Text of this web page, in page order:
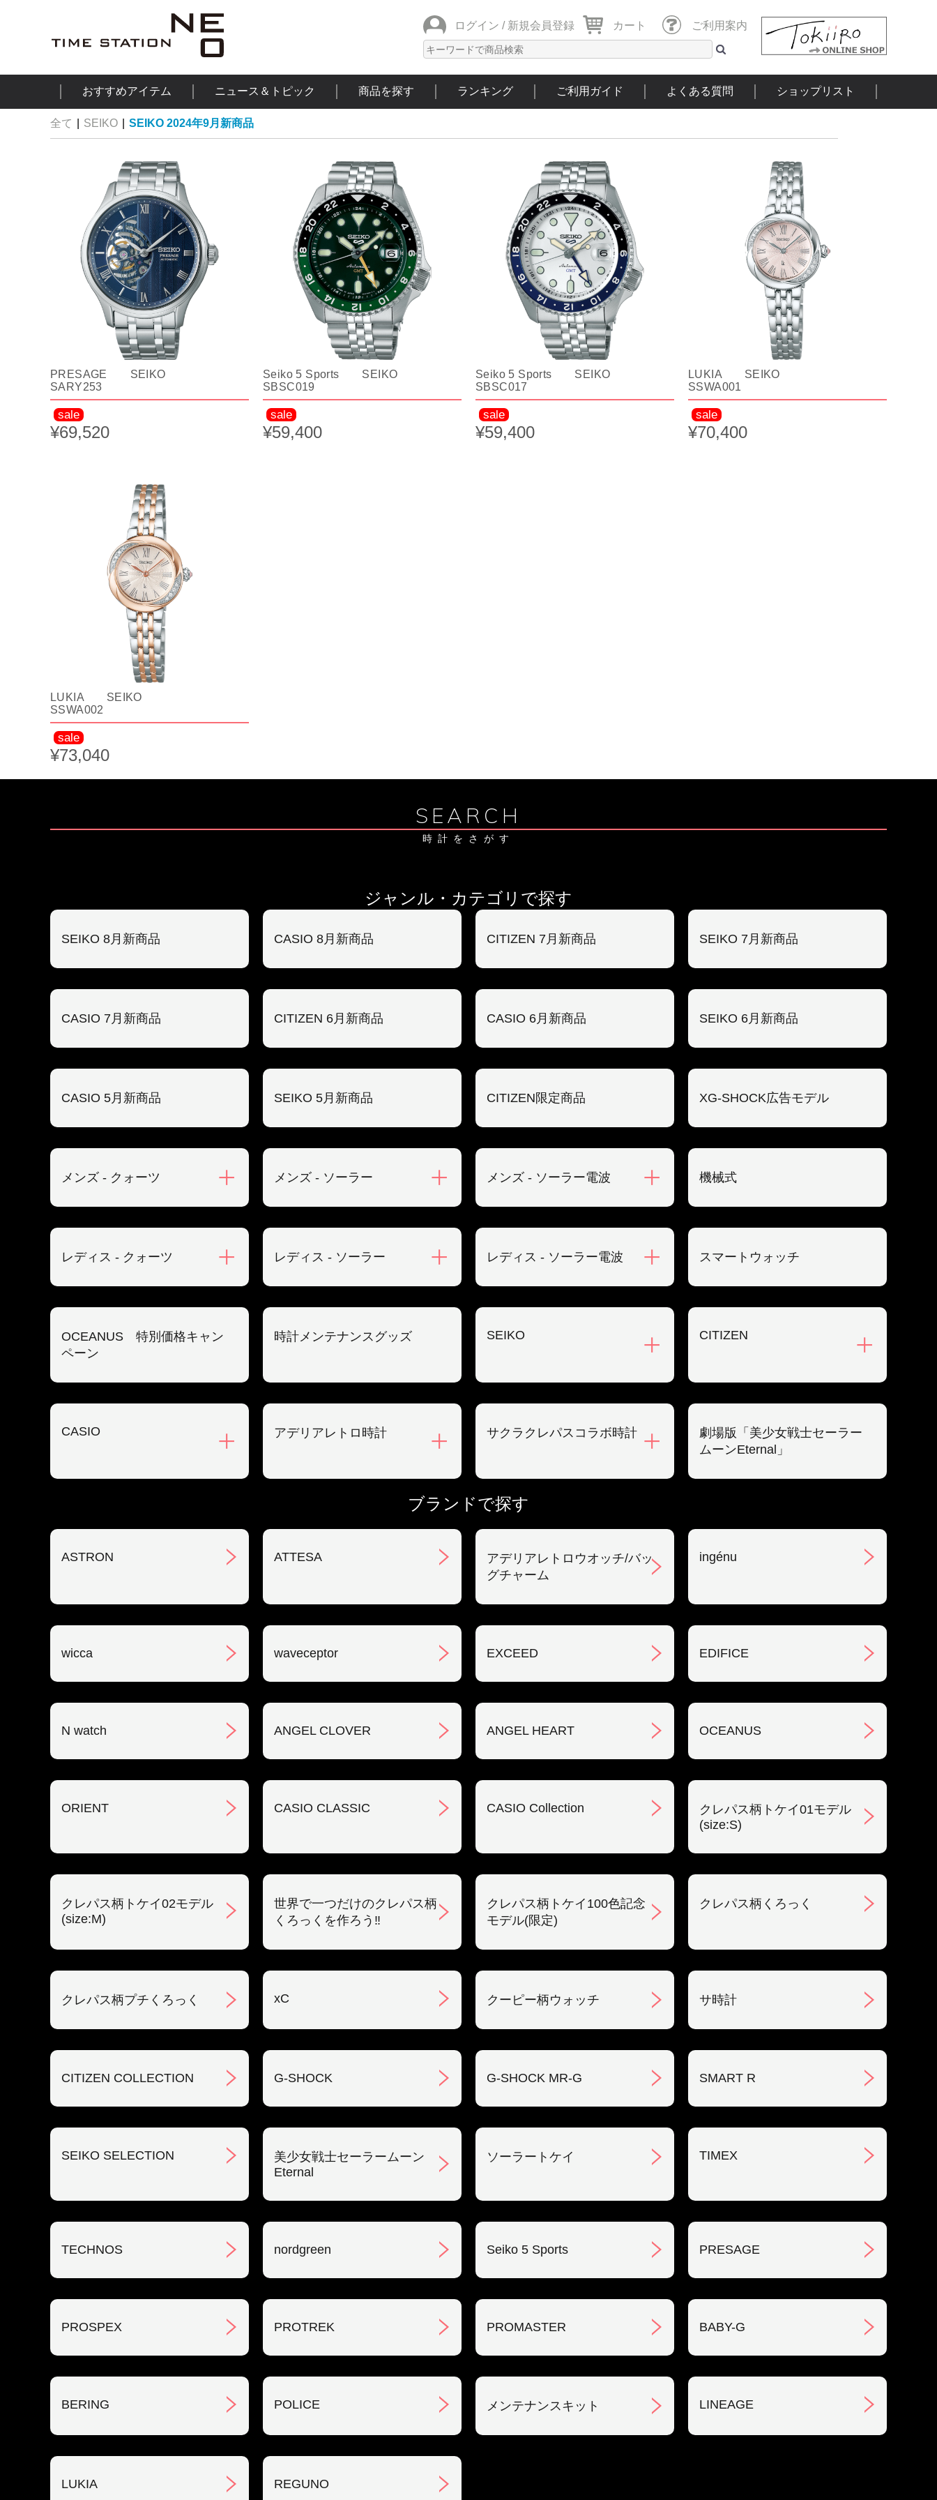
ログイン / 新規会員登録 カート ご利用案内
おすすめアイテム ニュース＆トピック 商品を探す ランキング ご利用ガイド よくある質問 ショップリスト
全て SEIKO SEIKO 2024年9月新商品
PRESAGE SEIKO
SARY253
sale
¥69,520
Seiko 5 Sports SEIKO
SBSC019
sale
¥59,400
Seiko 5 Sports SEIKO
SBSC017
sale
¥59,400
LUKIA SEIKO
SSWA001
sale
¥70,400
LUKIA SEIKO
SSWA002
sale
¥73,040
SEARCH
時計をさがす
ジャンル・カテゴリで探す
SEIKO 8月新商品 CASIO 8月新商品 CITIZEN 7月新商品 SEIKO 7月新商品
CASIO 7月新商品 CITIZEN 6月新商品 CASIO 6月新商品 SEIKO 6月新商品
CASIO 5月新商品 SEIKO 5月新商品 CITIZEN限定商品 XG-SHOCK広告モデル
メンズ - クォーツ メンズ - ソーラー メンズ - ソーラー電波 機械式
レディス - クォーツ レディス - ソーラー レディス - ソーラー電波 スマートウォッチ
OCEANUS 特別価格キャン
ペーン
時計メンテナンスグッズ SEIKO CITIZEN
CASIO アデリアレトロ時計 サクラクレパスコラボ時計
劇場版「美少女戦士セーラー
ムーンEternal」
ブランドで探す
ASTRON ATTESA
アデリアレトロウオッチ/バッ
グチャーム
ingénu
wicca waveceptor EXCEED EDIFICE
N watch ANGEL CLOVER ANGEL HEART OCEANUS
ORIENT CASIO CLASSIC CASIO Collection
クレパス柄トケイ01モデル
(size:S)
クレパス柄トケイ02モデル
(size:M)
世界で一つだけのクレパス柄
くろっくを作ろう‼︎
クレパス柄トケイ100色記念
モデル(限定)
クレパス柄くろっく
クレパス柄プチくろっく xC クーピー柄ウォッチ サ時計
CITIZEN COLLECTION G-SHOCK G-SHOCK MR-G SMART R
SEIKO SELECTION
美少女戦士セーラームーン
Eternal
ソーラートケイ TIMEX
TECHNOS nordgreen Seiko 5 Sports PRESAGE
PROSPEX PROTREK PROMASTER BABY-G
BERING POLICE メンテナンスキット LINEAGE
LUKIA REGUNO